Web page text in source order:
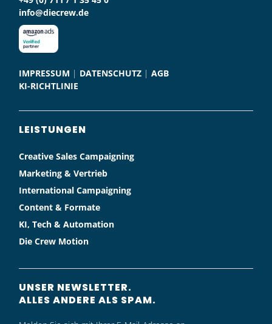
info@diecrew.de
IMPRESSUM | DATENSCHUTZ |AGB
KI-RICHTLINIE
LEISTUNGEN
Creative Sales Campaigning
Marketing & Vertrieb
International Campaigning
Content & Formate
KI, Tech & Automation
Die Crew Motion
UNSER NEWSLETTER.
ALLES ANDERE ALS SPAM.